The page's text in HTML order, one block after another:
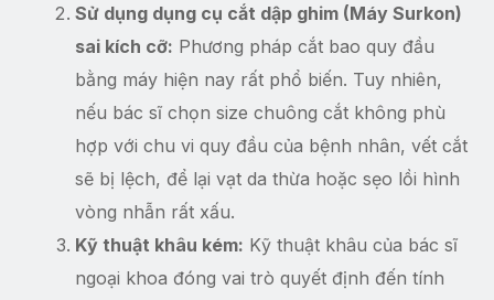
Sử dụng dụng cụ cắt dập ghim (Máy Surkon)
sai kích cỡ: Phương pháp cắt bao quy đầu
bằng máy hiện nay rất phổ biến. Tuy nhiên,
nếu bác sĩ chọn size chuông cắt không phù
hợp với chu vi quy đầu của bệnh nhân, vết cắt
sẽ bị lệch, để lại vạt da thừa hoặc sẹo lồi hình
vòng nhẫn rất xấu.
Kỹ thuật khâu kém: Kỹ thuật khâu của bác sĩ
ngoại khoa đóng vai trò quyết định đến tính